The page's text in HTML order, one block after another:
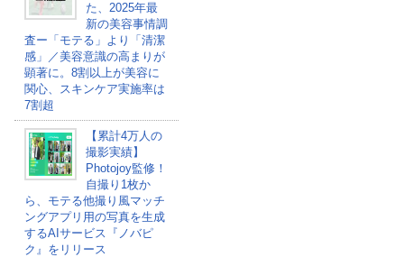
た、2025年最
新の美容事情調
査ー「モテる」より「清潔
感」／美容意識の高まりが
顕著に。8割以上が美容に
関心、スキンケア実施率は
7割超
【累計4万人の
撮影実績】
Photojoy監修！
自撮り1枚か
ら、モテる他撮り風マッチ
ングアプリ用の写真を生成
するAIサービス『ノバピ
ク』をリリース